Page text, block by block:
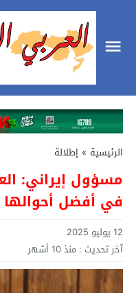
الرئيسية » إطلالة
مسؤول إيراني:
في أفضل أحوالها
12 يوليو 2025
آخر تحديث : منذ 10 أشهر